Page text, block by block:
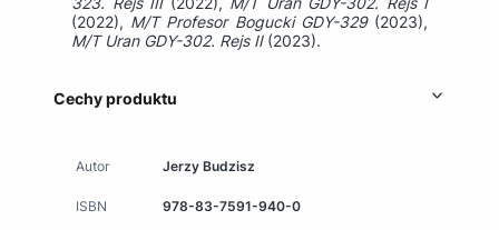
(2022), M/T Profesor Bogucki GDY-329(2023),
M/T Uran GDY-302. Rejs II (2023).
Cechy produktu
Autor Jerzy Budzisz
ISBN 978-83-7591-940-0